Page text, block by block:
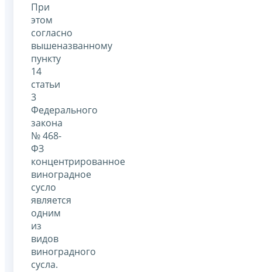
При
этом
согласно
вышеназванному
пункту
14
статьи
3
Федерального
закона
№ 468-
ФЗ
концентрированное
виноградное
сусло
является
одним
из
видов
виноградного
сусла.